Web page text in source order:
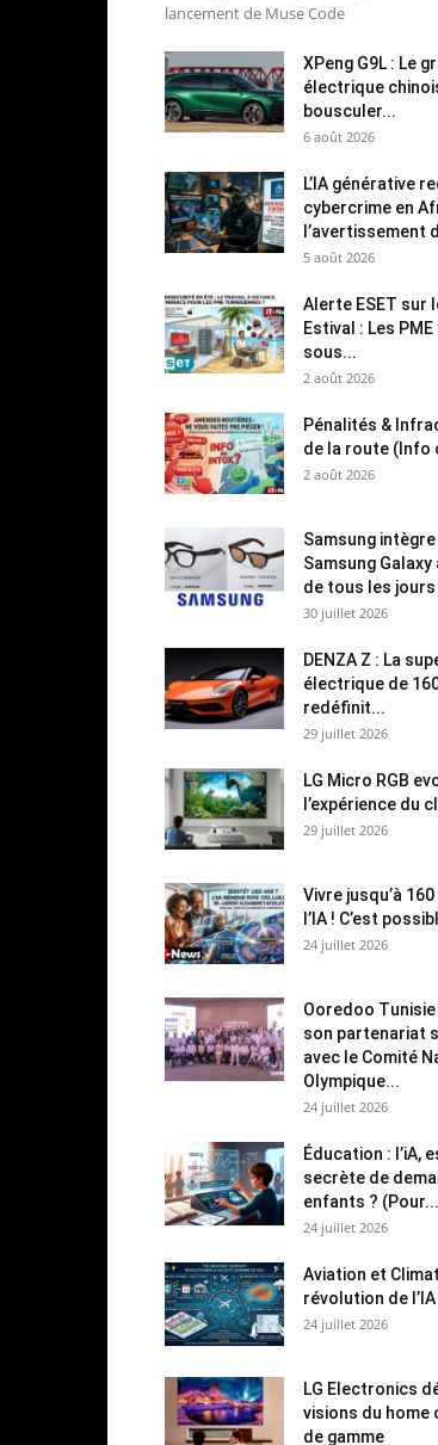
lancement de Muse Code
XPeng G9L : Le
électrique
bousculer...
6 août 2026
L’IA générative
cybercrime en
l’avertissement
5 août 2026
Alerte ESET sur
Estival : Les
sous...
2 août 2026
Pénalités &
de la route (Info
2 août 2026
Samsung
Samsung
de tous les jours
30 juillet 2026
DENZA Z : La
électrique de
redéfinit...
29 juillet 2026
LG Micro RGB
l’expérience du
29 juillet 2026
Vivre jusqu’à
l’IA ! C’est
24 juillet 2026
Ooredoo
son partenariat
avec le Comité
Olympique...
24 juillet 2026
Éducation : l’iA,
secrète de
enfants ? (Pour...
24 juillet 2026
Aviation et
révolution de
24 juillet 2026
LG Electronics
visions du home
de gamme